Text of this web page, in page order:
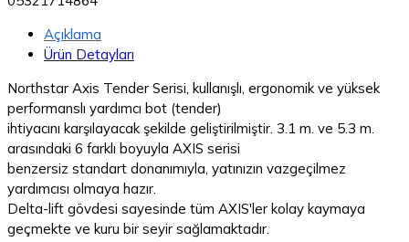
Açıklama
Ürün Detayları
Northstar Axis Tender Serisi, kullanışlı, ergonomik ve yüksek
performanslı yardımcı bot (tender)
ihtiyacını karşılayacak şekilde geliştirilmiştir. 3.1 m. ve 5.3 m.
arasındaki 6 farklı boyuyla AXIS serisi
benzersiz standart donanımıyla, yatınızın vazgeçilmez
yardımcısı olmaya hazır.
Delta-lift gövdesi sayesinde tüm AXIS'ler kolay kaymaya
geçmekte ve kuru bir seyir sağlamaktadır.